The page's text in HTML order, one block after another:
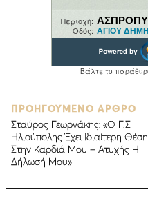
ΠΡΟΗΓΟΥΜΕΝΟ ΑΡΘΡΟ
Σταύρος Γεωργάκης: «O Γ.Σ
Ηλιούπολης Έχει Ιδιαίτερη Θέση
Στην Καρδιά Μου – Ατυχής Η
Δήλωσή Μου»